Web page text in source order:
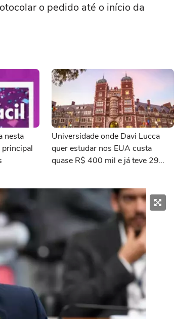
o pedido até o início da
nesta
Universidade onde Davi Lucca
quer estudar nos EUA custa
quase R$ 400 mil e já teve 29